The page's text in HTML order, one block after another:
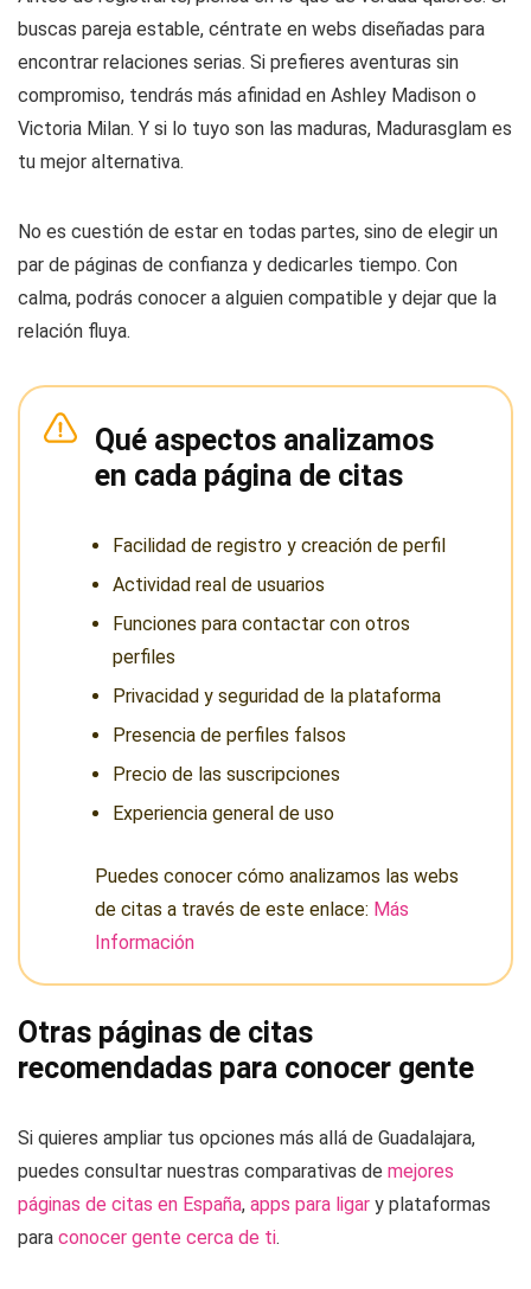
buscas pareja estable, céntrate en webs diseñadas para
encontrar relaciones serias. Si prefieres aventuras sin
compromiso, tendrás más afinidad en Ashley Madison o
Victoria Milan. Y si lo tuyo son las maduras, Madurasglam es
tu mejor alternativa.
No es cuestión de estar en todas partes, sino de elegir un
par de páginas de confianza y dedicarles tiempo. Con
calma, podrás conocer a alguien compatible y dejar que la
relación fluya.
Qué aspectos analizamos
en cada página de citas
Facilidad de registro y creación de perfil
Actividad real de usuarios
Funciones para contactar con otros
perfiles
Privacidad y seguridad de la plataforma
Presencia de perfiles falsos
Precio de las suscripciones
Experiencia general de uso
Puedes conocer cómo analizamos las webs
de citas a través de este enlace: Más
Información
Otras páginas de citas
recomendadas para conocer gente
Si quieres ampliar tus opciones más allá de Guadalajara,
puedes consultar nuestras comparativas de mejores
páginas de citas en España, apps para ligar y plataformas
para conocer gente cerca de ti.